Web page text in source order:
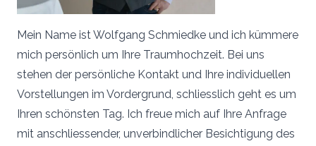
Mein Name ist Wolfgang Schmiedke und ich kümmere
mich persönlich um Ihre Traumhochzeit. Bei uns
stehen der persönliche Kontakt und Ihre individuellen
Vorstellungen im Vordergrund, schliesslich geht es um
Ihren schönsten Tag. Ich freue mich auf Ihre Anfrage
mit anschliessender, unverbindlicher Besichtigung des